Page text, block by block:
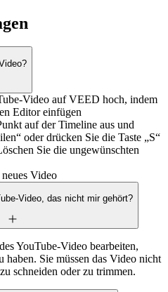
Video auf VEED hoch, indem
Editor einfügen
auf der Timeline aus und
oder drücken Sie die Taste „S“
Sie die ungewünschten
Video
Video, das nicht mir gehört?
YouTube-Video bearbeiten,
haben. Sie müssen das Video nicht
schneiden oder zu trimmen.